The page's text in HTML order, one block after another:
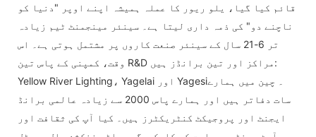
قائم کیا گیا، یلو ریور کا عملہ ہمیشہ اپنے اوپر "دنیا کو
ناچنے دو" کی ذمہ داری لیتا ہے۔ سینئر مینجمنٹ ٹیم زیادہ
تر 6-21 سال کے سینئر صنعت کاروں پر مشتمل ہوتی ہے۔ اس
وقت، کمپنی کے پاس تین R&D مراکز اور تین برانڈز ہیں:
Yellow River Lighting، Yagelai اور Yagesi۔ چین میں ہمارے
سات دفاتر ہیں اور ہمارے پاس 2000 سے زیادہ عالمی برانڈ
ایجنٹ اور پروجیکٹ کنٹریکٹرز ہیں۔ کیا آپ کی ثقافت اور